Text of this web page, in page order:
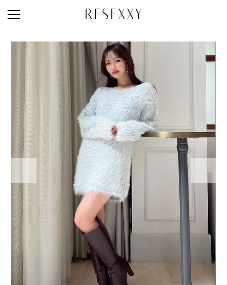
STAFF STYLE
NEWS
MAGAZINE
LOOK BOOK
NEW ARRIVAL
RANKING
STYLE PHOTO
ACCOUNT
SHOP LIST
CONCEPT
ONLINE STORE
COMPANY
CONTACT